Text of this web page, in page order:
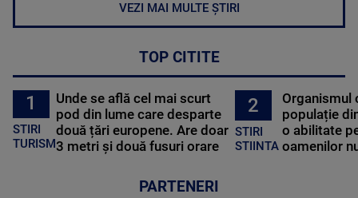
VEZI MAI MULTE ȘTIRI
TOP CITITE
1
STIRI
TURISM
Unde se află cel mai scurt
pod din lume care desparte
două țări europene. Are doar
3 metri și două fusuri orare
2
STIRI
STIINTA
Organismul
populație
o abilitate
oamenilor
PARTENERI